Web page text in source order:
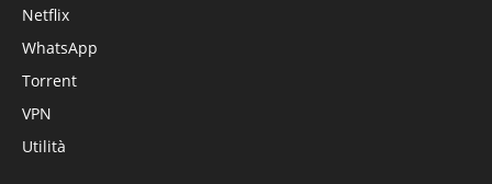
Netflix
WhatsApp
Torrent
VPN
Utilità